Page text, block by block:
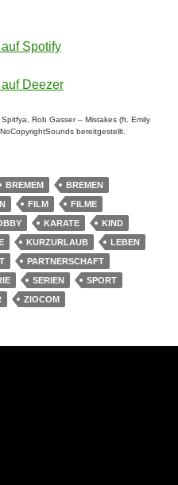
Spotify
Deezer
Rob Gasser – Mistakes (ft. Emily
bereitgestellt.
BREMEM
BREMEN
FILM
FILME
KARATE
KIND
KURZURLAUB
LEBEN
PARTNERSCHAFT
SERIEN
SPORT
ZIOCOM